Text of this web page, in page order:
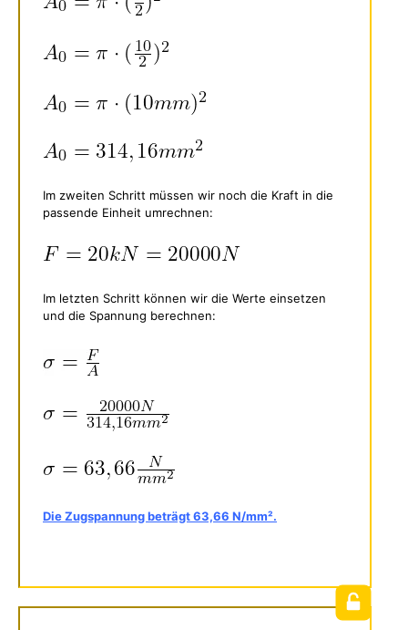
Im zweiten Schritt müssen wir noch die Kraft in die
passende Einheit umrechnen:
Im letzten Schritt können wir die Werte einsetzen
und die Spannung berechnen:
Die Zugspannung beträgt 63,66 N/mm².